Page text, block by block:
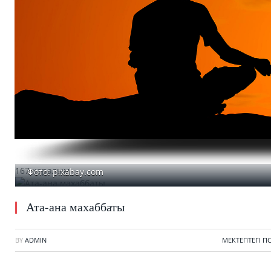
167 қаралым
Фото: pixabay.com
Ата-ана махаббаты
BY ADMIN МЕКТЕПТЕГІ